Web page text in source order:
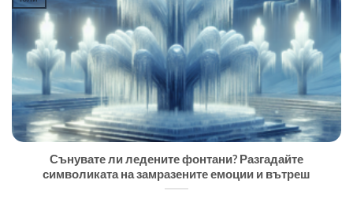
Сънувате ли ледените фонтани? Разгадайте
символиката на замразените емоции и вътреш